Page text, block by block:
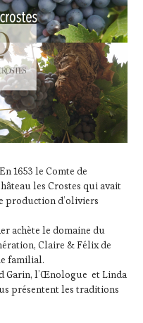
1653 le Comte de
les Crostes qui avait
production d’oliviers
achète le domaine du
Claire & Félix de
familial.
Garin, l’Œnologue et Linda
présentent les traditions